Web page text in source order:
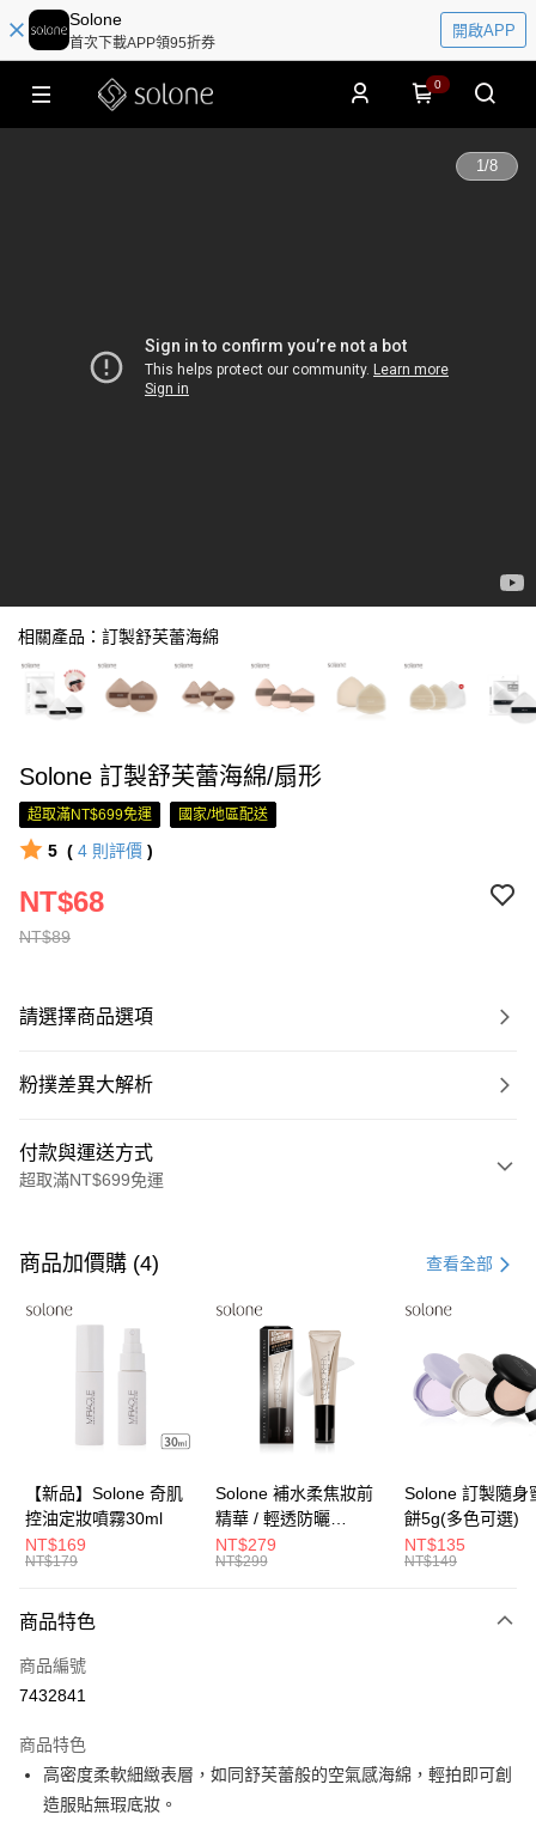
Solone
首次下載APP領95折券
開啟APP
0
1/8
相關產品：訂製舒芙蕾海綿
Solone 訂製舒芙蕾海綿/扇形
超取滿NT$699免運 國家/地區配送
5 ( 4 則評價 )
NT$89
NT$68
請選擇商品選項
粉撲差異大解析
付款與運送方式
超取滿NT$699免運
信用卡一次付款
超商取貨付款
Apple Pay
悠遊付
Google Pay
全盈+PAY
大哥付你分期
【大哥付你分期使用說明】
1.本服務由台灣大哥大提供，台灣大哥大用戶可立即使用無須另外申請。
流程，驗證手機門號後，選擇欲分期的期數、繳款截止日，確認付款後即完
成交易。
3.實際核准額度、可分期數及費用金額請依後續交易確認頁面所載為準。
4.訂單成立30分鐘內，如未前往確認交易或遇審核未通過，訂單將自動取
AFTEE先享後付
【關於「AFTEE先享後付」】
AFTEE先享後付是「在收到商品之後才付款」的支付方式。 讓您購物簡單
便利好安心！
１．簡單：不需註冊會員、不需綁卡、不需儲值。
ATM付款
商品加價購 (4) 查看全部
【新品】Solone 奇肌
控油定妝噴霧30ml
NT$169
NT$179
Solone 補水柔焦妝前
精華 / 輕透防曬
SPF40★★★★(30ml)
NT$279
NT$299
Solone 訂製隨身
餅5g(多色可選)
NT$135
NT$149
商品特色
商品編號
7432841
商品特色
高密度柔軟細緻表層，如同舒芙蕾般的空氣感海綿，輕拍即可創
造服貼無瑕底妝。